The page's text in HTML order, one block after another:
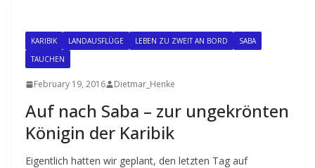
KARIBIK LANDAUSFLÜGE LEBEN ZU ZWEIT AN BORD
SABA
TAUCHEN
February 19, 2016 Dietmar_Henke
Auf nach Saba – zur ungekrönten
Königin der Karibik
Eigentlich hatten wir geplant, den letzten Tag auf